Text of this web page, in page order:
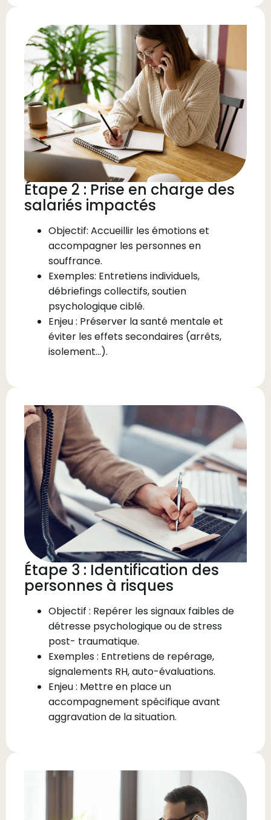
Étape 2 : Prise en charge des
salariés impactés
Objectif: Accueillir les émotions et
accompagner les personnes en
souffrance.
Exemples: Entretiens individuels,
débriefings collectifs, soutien
psychologique ciblé.
Enjeu : Préserver la santé mentale et
éviter les effets secondaires (arrêts,
isolement…).
Étape 3 : Identification des
personnes à risques
Objectif : Repérer les signaux faibles de
détresse psychologique ou de stress
post- traumatique.
Exemples : Entretiens de repérage,
signalements RH, auto-évaluations.
Enjeu : Mettre en place un
accompagnement spécifique avant
aggravation de la situation.